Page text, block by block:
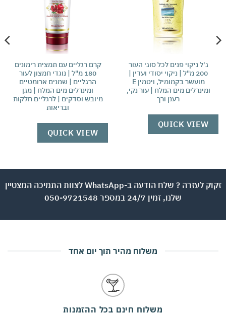
ג'ל ניקוי פנים לכל סוגי העור
200 מ"ל | ניקוי יסודי ועדין |
מועשר בקמומיל, ויטמין E
ומינרלים מים המלח | עור נקי,
רענן ורך
QUICK VIEW
קרם רגליים עם תמצית רימונים
180 מ"ל | נוגדי חמצון לעור
הרגליים | שמנים ארומטיים
ומינרלים מים המלח | מגן
מיובש וסדקים | לרגליים חלקות
ובריאות
QUICK VIEW
זקוק לעזרה ? שלח הודעה ב-WhatsApp לצוות התמיכה המצטיין
שלנו, זמין 24/7 במספר 050-9721548
משלוח מהיר תוך יום אחד
משלוח חינם בכל ההזמנות